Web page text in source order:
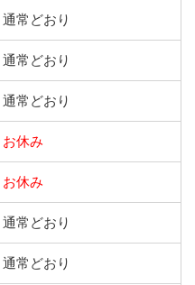
通常どおり
通常どおり
通常どおり
お休み
お休み
通常どおり
通常どおり